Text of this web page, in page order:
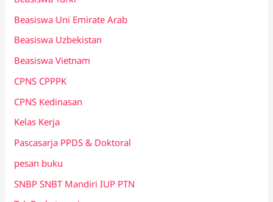
Beasiswa Uni Emirate Arab
Beasiswa Uzbekistan
Beasiswa Vietnam
CPNS CPPPK
CPNS Kedinasan
Kelas Kerja
Pascasarja PPDS & Doktoral
pesan buku
SNBP SNBT Mandiri IUP PTN